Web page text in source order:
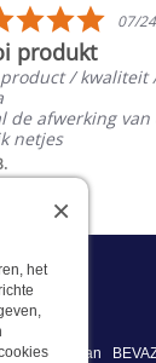
5.0
star
07/
produkt
/ kwaliteit
de afwerking
netjes
van
het
×